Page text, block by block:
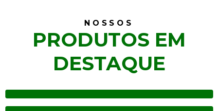
NOSSOS
PRODUTOS EM
DESTAQUE
Remediação ex situ